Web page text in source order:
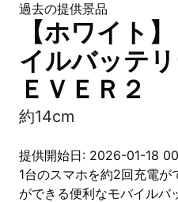
過去の提供景品
【ホワイト
イルバッテ
ＥＶＥＲ２
約14cm
提供開始日: 2026-01-18
1台のスマホを約2回充電
ができる便利なモバイルバ